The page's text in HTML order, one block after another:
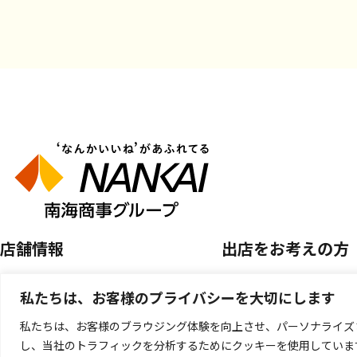
私たちは、お客様のプライバシーを大切にします
私たちは、お客様のブラウジング体験を向上させ、パーソナライ
し、当社のトラフィックを分析するためにクッキーを使用してい
店舗情報
店舗を探す
開催中のPOP UP SHOP
出店をお考えの方
空き区画のご案内
催事店舗出店のご案
キッチンカー出店の